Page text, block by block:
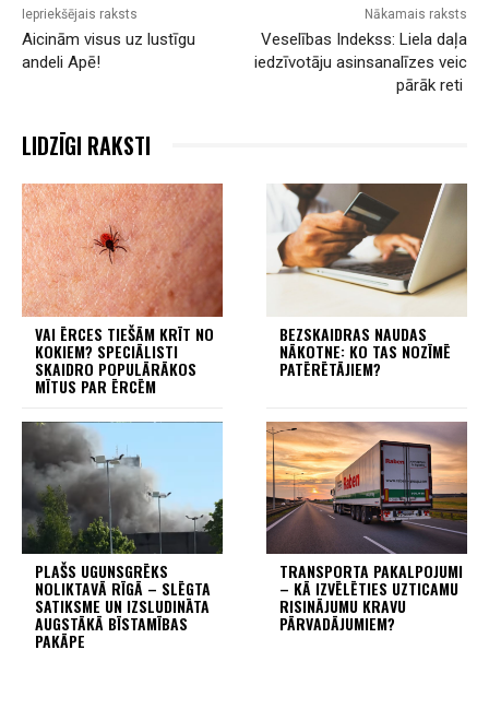
Iepriekšējais raksts
Aicinām visus uz lustīgu
andeli Apē!
Nākamais raksts
Veselības Indekss: Liela daļa
iedzīvotāju asinsanalīzes veic
pārāk reti
LIDZĪGI RAKSTI
VAI ĒRCES TIEŠĀM KRĪT NO
KOKIEM? SPECIĀLISTI
SKAIDRO POPULĀRĀKOS
MĪTUS PAR ĒRCĒM
BEZSKAIDRAS NAUDAS
NĀKOTNE: KO TAS NOZĪMĒ
PATĒRĒTĀJIEM?
PLAŠS UGUNSGRĒKS
NOLIKTAVĀ RĪGĀ – SLĒGTA
SATIKSME UN IZSLUDINĀTA
AUGSTĀKĀ BĪSTAMĪBAS
PAKĀPE
TRANSPORTA PAKALPOJUMI
– KĀ IZVĒLĒTIES UZTICAMU
RISINĀJUMU KRAVU
PĀRVADĀJUMIEM?